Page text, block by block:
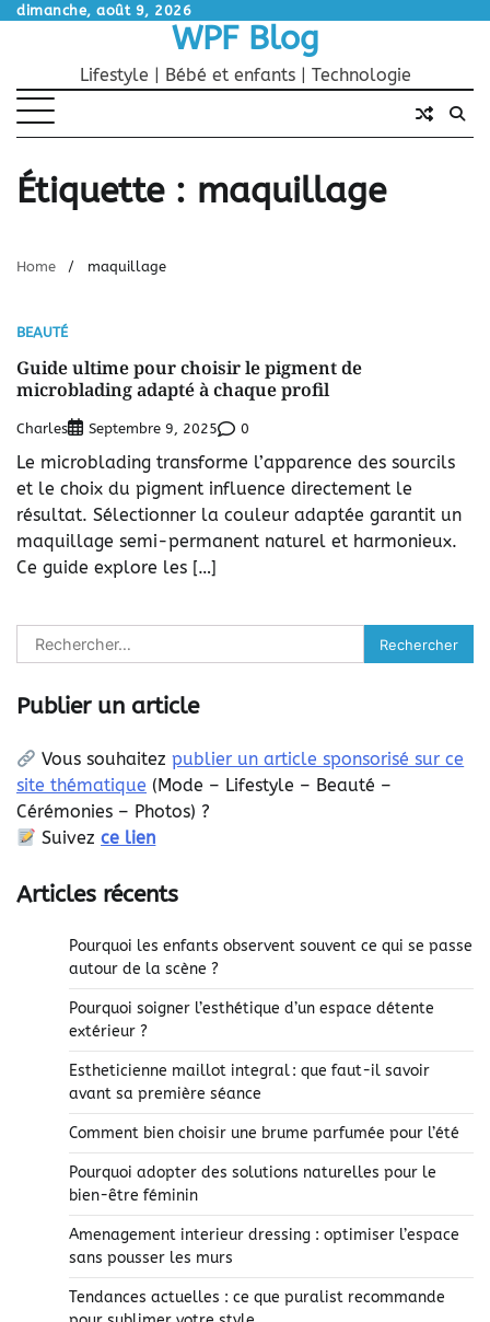
Skipdimanche, août 9, 2026
WPF Blog
Lifestyle | Bébé et enfants | Technologie
Étiquette : maquillage
Home maquillage
BEAUTÉ
Guide ultime pour choisir le pigment de
microblading adapté à chaque profil
Charles Septembre 9, 2025 0
Le microblading transforme l’apparence des sourcils
et le choix du pigment influence directement le
résultat. Sélectionner la couleur adaptée garantit un
maquillage semi-permanent naturel et harmonieux.
Ce guide explore les […]
Rechercher :
Publier un article
Vous souhaitezpublier un article sponsorisé sur ce
site thématique (Mode – Lifestyle – Beauté –
Cérémonies – Photos) ?
Suivezce lien
Articles récents
Pourquoi les enfants observent souvent ce qui se passe
autour de la scène ?
Pourquoi soigner l’esthétique d’un espace détente
extérieur ?
Estheticienne maillot integral : que faut-il savoir
avant sa première séance
Comment bien choisir une brume parfumée pour l’été
Pourquoi adopter des solutions naturelles pour le
bien-être féminin
Amenagement interieur dressing : optimiser l’espace
sans pousser les murs
Tendances actuelles : ce que puralist recommande